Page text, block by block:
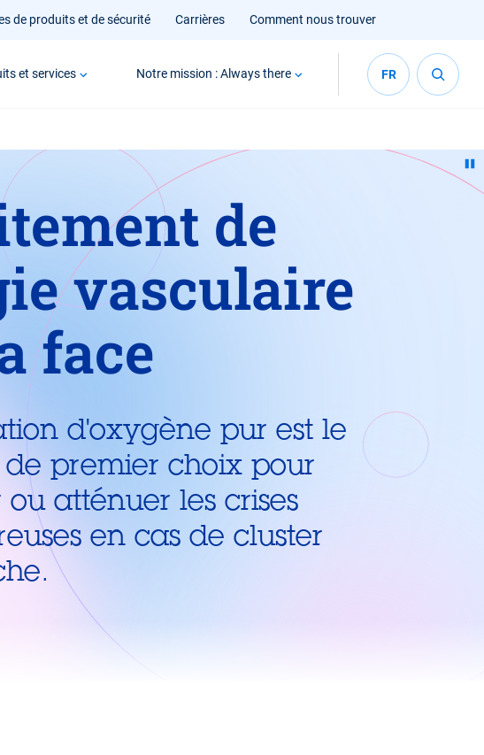
de produits et de sécurité Carrières Comment nous trouver
et services Notre mission : Always there FR
de
vasculaire
face
d'oxygène pur est le
premier choix pour
ou atténuer les crises
en cas de cluster